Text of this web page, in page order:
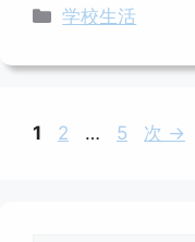
カ
ゴ
ー
学校生活
ペ
1
ペ
2 …
ペ
5 次 →